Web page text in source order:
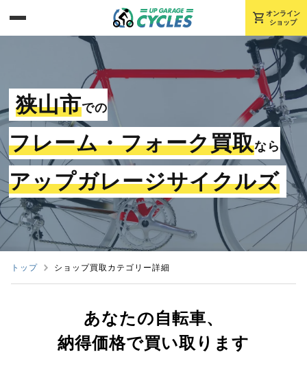
shopping_cart オンライン
ショップ
狭山市での
フレーム・フォーク買取なら
アップガレージサイクルズ
トップ ショップ買取カテゴリー詳細
あなたの自転車、
納得価格で買い取ります